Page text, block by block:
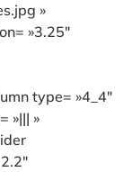
»
»3.25″
type= »4_4″
»||| »